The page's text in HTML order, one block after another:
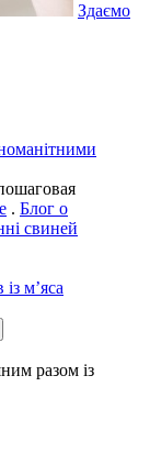
Здаємо
. Блог о
свиней
м’яса
разом із